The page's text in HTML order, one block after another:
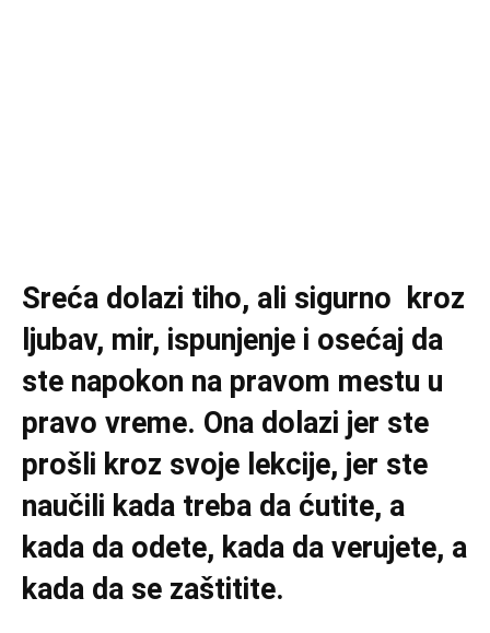
Sreća dolazi tiho, ali sigurno kroz
ljubav, mir, ispunjenje i osećaj da
ste napokon na pravom mestu u
pravo vreme. Ona dolazi jer ste
prošli kroz svoje lekcije, jer ste
naučili kada treba da ćutite, a
kada da odete, kada da verujete, a
kada da se zaštitite.